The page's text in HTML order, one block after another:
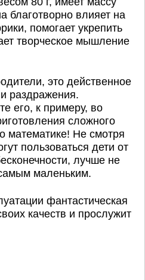
благотворно влияет на
помогает укрепить
творческое мышление
это действенное
раздражения.
его, к примеру, во
сложного
математике! Не смотря
пользоваться дети от
лучше не
маленьким.
фантастическая
качеств и прослужит